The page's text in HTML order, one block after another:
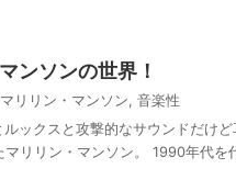
ンソンの世界！
マリリン・マンソン, 音楽性
ックスと攻撃的なサウンドだけど
リリン・マンソン。 1990年代を